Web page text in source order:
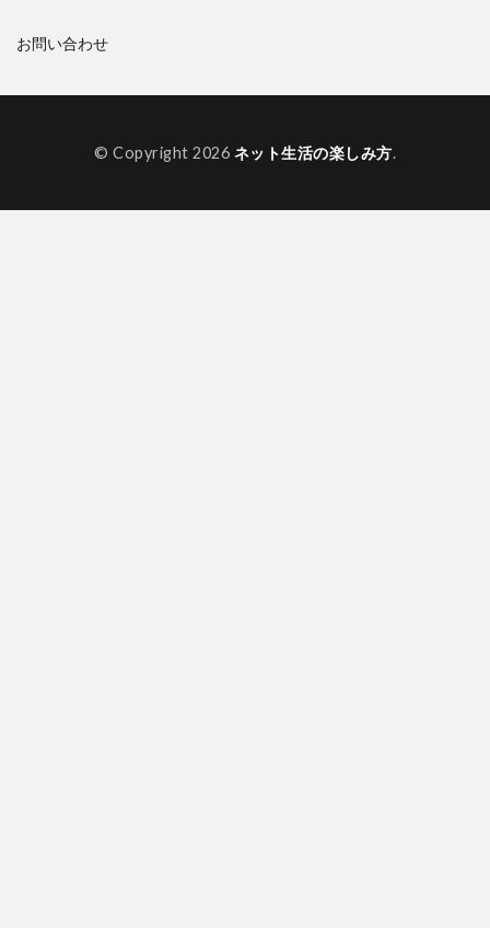
お問い合わせ
© Copyright 2026 ネット生活の楽しみ方.